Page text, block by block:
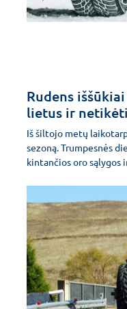
Rudens
lietus ir
Iš šiltojo metų
sezoną. Trumpesnės
kintančios oro sąlygos